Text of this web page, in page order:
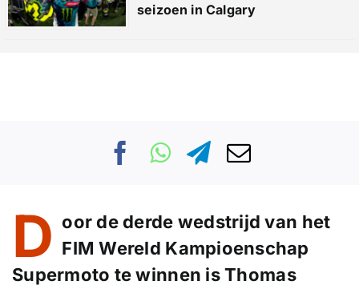
seizoen in Calgary
D oor de derde wedstrijd van het
FIM Wereld Kampioenschap
Supermoto te winnen is Thomas